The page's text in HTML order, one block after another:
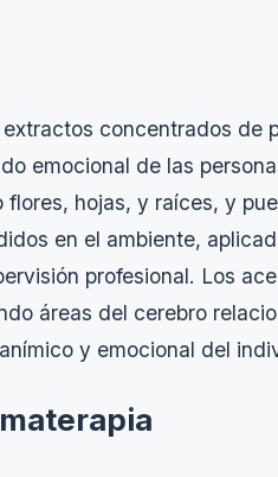
concentrados de
emocional de las
hojas, y raíces, y
en el ambiente,
profesional. Los
áreas del cerebro
y emocional del